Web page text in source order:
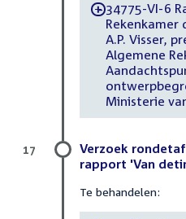
-34775-VI-6
Rekenkamer
A.P. Visser,
Algemene
Ministerie
Verzoek
rapport 'Van
Te behandelen:
17